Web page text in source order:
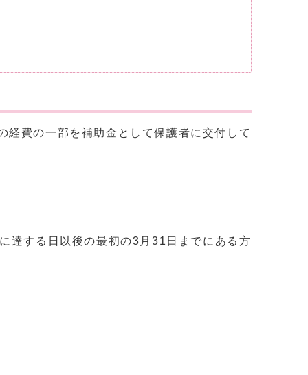
経費の一部を補助金として保護者に交付して
達する日以後の最初の3月31日までにある方